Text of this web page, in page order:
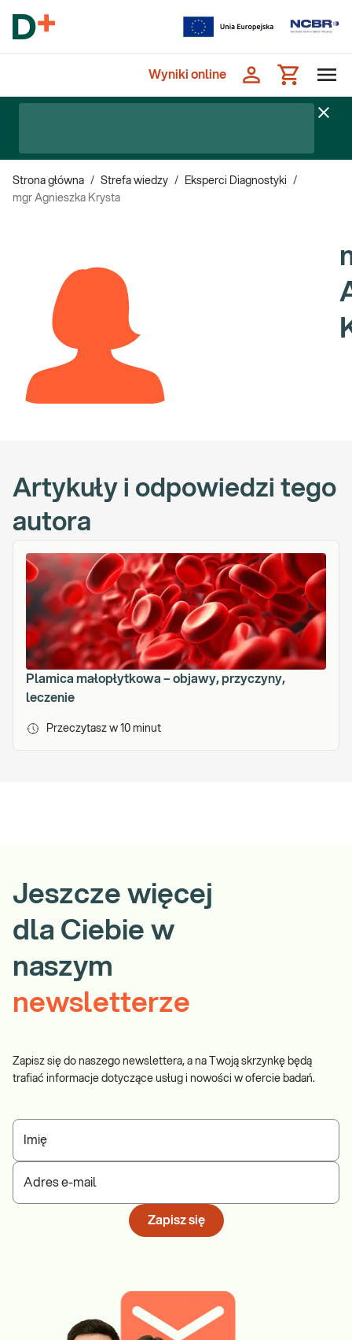
Wyniki online
Strona główna / Strefa wiedzy / Eksperci Diagnostyki
/
mgr Agnieszka Krysta
Artykuły i odpowiedzi tego
autora
Plamica małopłytkowa – objawy, przyczyny,
leczenie
Przeczytasz w 10 minut
Jeszcze więcej
dla Ciebie w
naszym
newsletterze
Zapisz się do naszego newslettera, a na Twoją skrzynkę będą
trafiać informacje dotyczące usług i nowości w ofercie badań.
Imię
Adres e-mail
Zapisz się